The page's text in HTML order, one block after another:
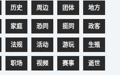
历史 周边 团体 地方
家庭 恐同 挺同 政客
法规 活动 游玩 生殖
职场 视频 赛事 逝世